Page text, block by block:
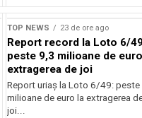
TOP NEWS 23 de ore ago
Report record la Loto 6/
peste 9,3 milioane de
extragerea de joi
Report uriaș la Loto 6/49: peste
milioane de euro la extragerea
joi...